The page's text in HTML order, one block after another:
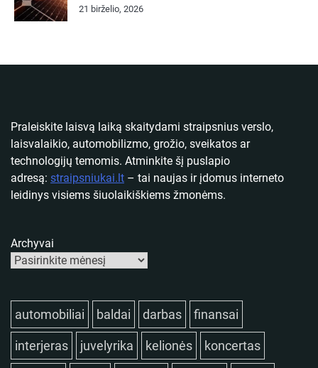
21 birželio, 2026
Praleiskite laisvą laiką skaitydami straipsnius verslo,
laisvalaikio, automobilizmo, grožio, sveikatos ar
technologijų temomis. Atminkite šį puslapio
adresą: straipsniukai.lt – tai naujas ir įdomus interneto
leidinys visiems šiuolaikiškiems žmonėms.
Archyvai
automobiliai baldai darbas finansai
interjeras juvelyrika kelionės koncertas